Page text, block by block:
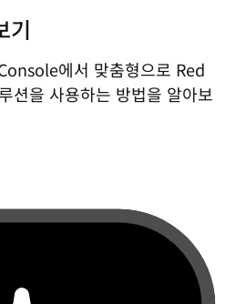
기
에서 맞춤형으로 Red
션을 사용하는 방법을 알아보